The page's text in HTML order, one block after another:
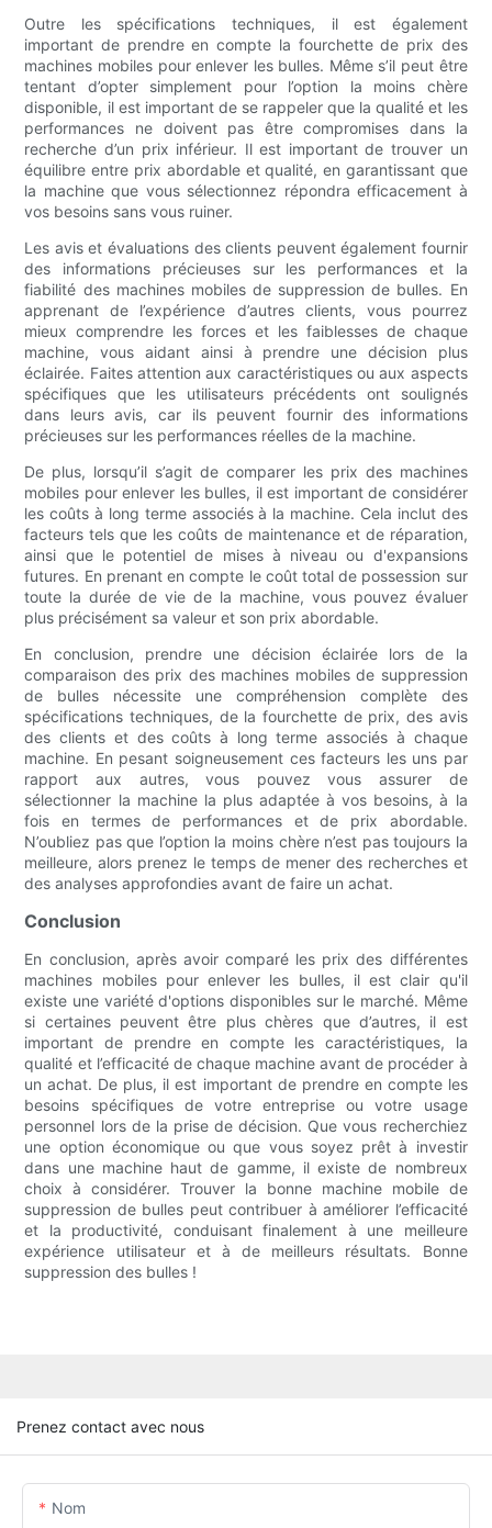
Outre les spécifications techniques, il est également
important de prendre en compte la fourchette de prix des
machines mobiles pour enlever les bulles. Même s’il peut être
tentant d’opter simplement pour l’option la moins chère
disponible, il est important de se rappeler que la qualité et les
performances ne doivent pas être compromises dans la
recherche d’un prix inférieur. Il est important de trouver un
équilibre entre prix abordable et qualité, en garantissant que
la machine que vous sélectionnez répondra efficacement à
vos besoins sans vous ruiner.
Les avis et évaluations des clients peuvent également fournir
des informations précieuses sur les performances et la
fiabilité des machines mobiles de suppression de bulles. En
apprenant de l’expérience d’autres clients, vous pourrez
mieux comprendre les forces et les faiblesses de chaque
machine, vous aidant ainsi à prendre une décision plus
éclairée. Faites attention aux caractéristiques ou aux aspects
spécifiques que les utilisateurs précédents ont soulignés
dans leurs avis, car ils peuvent fournir des informations
précieuses sur les performances réelles de la machine.
De plus, lorsqu’il s’agit de comparer les prix des machines
mobiles pour enlever les bulles, il est important de considérer
les coûts à long terme associés à la machine. Cela inclut des
facteurs tels que les coûts de maintenance et de réparation,
ainsi que le potentiel de mises à niveau ou d'expansions
futures. En prenant en compte le coût total de possession sur
toute la durée de vie de la machine, vous pouvez évaluer
plus précisément sa valeur et son prix abordable.
En conclusion, prendre une décision éclairée lors de la
comparaison des prix des machines mobiles de suppression
de bulles nécessite une compréhension complète des
spécifications techniques, de la fourchette de prix, des avis
des clients et des coûts à long terme associés à chaque
machine. En pesant soigneusement ces facteurs les uns par
rapport aux autres, vous pouvez vous assurer de
sélectionner la machine la plus adaptée à vos besoins, à la
fois en termes de performances et de prix abordable.
N’oubliez pas que l’option la moins chère n’est pas toujours la
meilleure, alors prenez le temps de mener des recherches et
des analyses approfondies avant de faire un achat.
Conclusion
En conclusion, après avoir comparé les prix des différentes
machines mobiles pour enlever les bulles, il est clair qu'il
existe une variété d'options disponibles sur le marché. Même
si certaines peuvent être plus chères que d’autres, il est
important de prendre en compte les caractéristiques, la
qualité et l’efficacité de chaque machine avant de procéder à
un achat. De plus, il est important de prendre en compte les
besoins spécifiques de votre entreprise ou votre usage
personnel lors de la prise de décision. Que vous recherchiez
une option économique ou que vous soyez prêt à investir
dans une machine haut de gamme, il existe de nombreux
choix à considérer. Trouver la bonne machine mobile de
suppression de bulles peut contribuer à améliorer l’efficacité
et la productivité, conduisant finalement à une meilleure
expérience utilisateur et à de meilleurs résultats. Bonne
suppression des bulles !
Prenez contact avec nous
Nom